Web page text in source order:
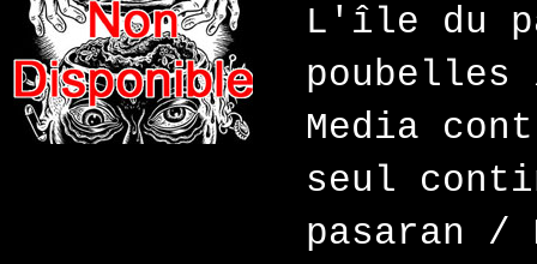
L'île du
Media
seul
pasaran /